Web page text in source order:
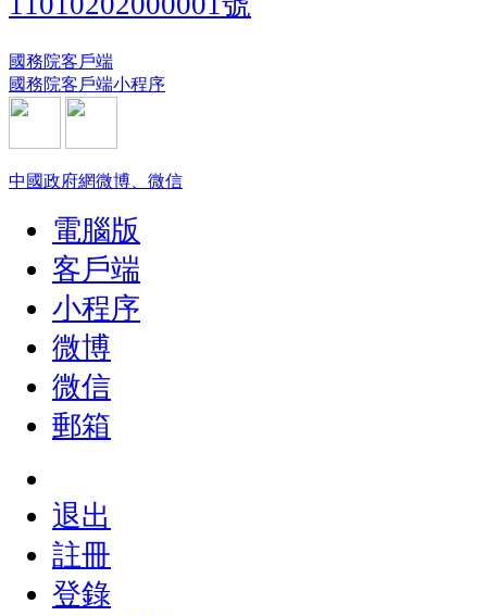
國務院客戶端
國務院客戶端小程序
中國政府網微博、微信
電腦版
客戶端
小程序
微博
微信
郵箱
退出
註冊
登錄